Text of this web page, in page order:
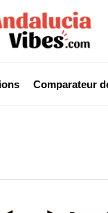
Comparateur